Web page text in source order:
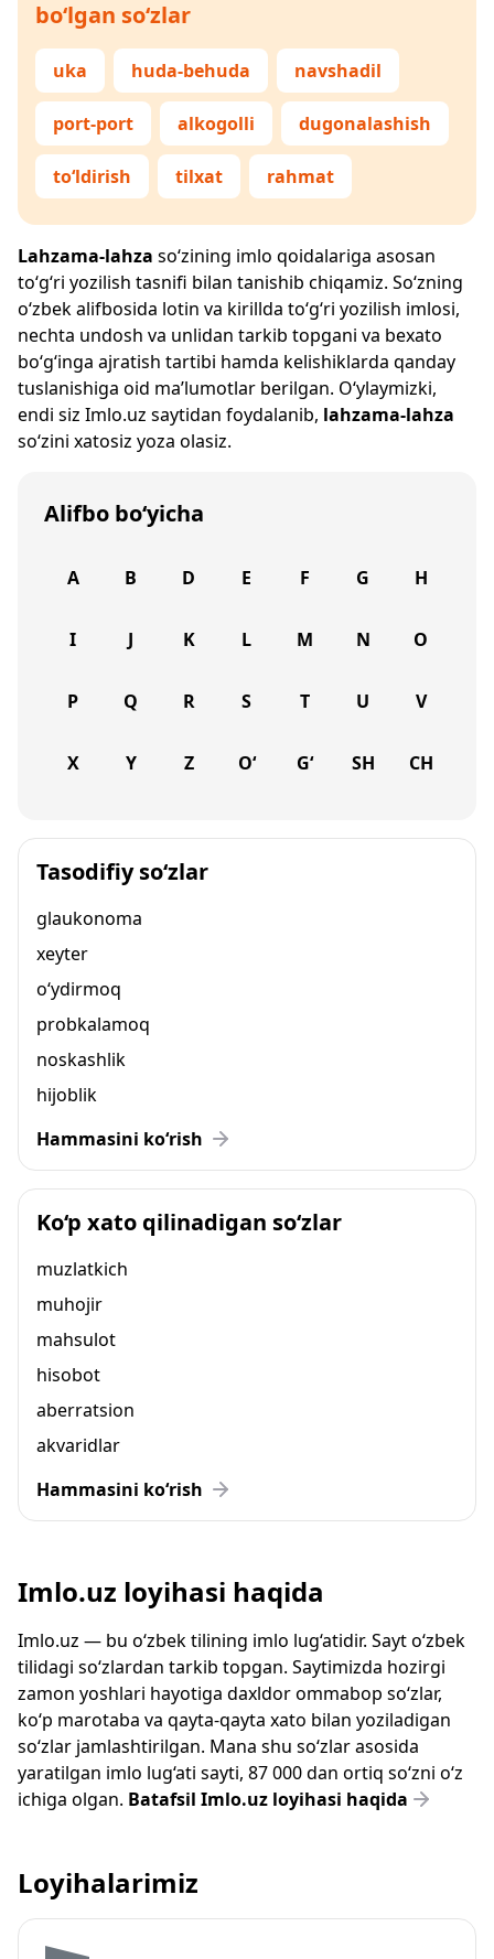
bo‘lgan so‘zlar
uka huda-behuda navshadil
port-port alkogolli dugonalashish
to‘ldirish tilxat rahmat
Lahzama-lahza so‘zining imlo qoidalariga asosan
to‘g‘ri yozilish tasnifi bilan tanishib chiqamiz. So‘zning
o‘zbek alifbosida lotin va kirillda to‘g‘ri yozilish imlosi,
nechta undosh va unlidan tarkib topgani va bexato
bo‘g‘inga ajratish tartibi hamda kelishiklarda qanday
tuslanishiga oid ma’lumotlar berilgan. O‘ylaymizki,
endi siz Imlo.uz saytidan foydalanib, lahzama-lahza
so‘zini xatosiz yoza olasiz.
Alifbo bo‘yicha
A B D E F G H
I J K L M N O
P Q R S T U V
X Y Z O‘ G‘ SH CH
Tasodifiy so‘zlar
glaukonoma
xeyter
o‘ydirmoq
probkalamoq
noskashlik
hijoblik
Hammasini ko‘rish
Ko‘p xato qilinadigan so‘zlar
muzlatkich
muhojir
mahsulot
hisobot
aberratsion
akvaridlar
Hammasini ko‘rish
Imlo.uz loyihasi haqida
Imlo.uz — bu o‘zbek tilining imlo lug‘atidir. Sayt o‘zbek
tilidagi so‘zlardan tarkib topgan. Saytimizda hozirgi
zamon yoshlari hayotiga daxldor ommabop so‘zlar,
ko‘p marotaba va qayta-qayta xato bilan yoziladigan
so‘zlar jamlashtirilgan. Mana shu so‘zlar asosida
yaratilgan imlo lug‘ati sayti, 87 000 dan ortiq so‘zni o‘z
ichiga olgan. Batafsil Imlo.uz loyihasi haqida
Loyihalarimiz